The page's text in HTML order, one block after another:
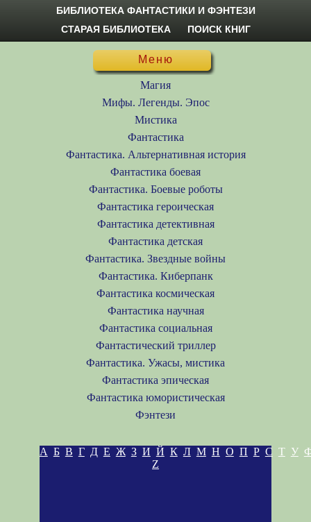
БИБЛИОТЕКА ФАНТАСТИКИ И ФЭНТЕЗИ
СТАРАЯ БИБЛИОТЕКА
ПОИСК КНИГ
Меню
Магия
Мифы. Легенды. Эпос
Мистика
Фантастика
Фантастика. Альтернативная история
Фантастика боевая
Фантастика. Боевые роботы
Фантастика героическая
Фантастика детективная
Фантастика детская
Фантастика. Звездные войны
Фантастика. Киберпанк
Фантастика космическая
Фантастика научная
Фантастика социальная
Фантастический триллер
Фантастика. Ужасы, мистика
Фантастика эпическая
Фантастика юмористическая
Фэнтези
А Б В Г Д Е Ж З И Й К Л М Н О П Р С Т У
Z